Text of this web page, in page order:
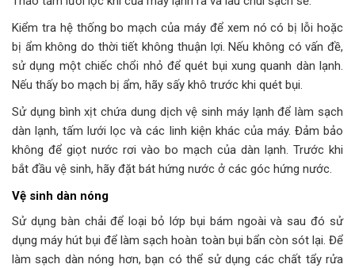
Kiểm tra hệ thống bo mạch của máy để xem nó có bị lỗi hoặc
bị ẩm không do thời tiết không thuận lợi. Nếu không có vấn đề,
sử dụng một chiếc chổi nhỏ để quét bụi xung quanh dàn lạnh.
Nếu thấy bo mạch bị ẩm, hãy sấy khô trước khi quét bụi.
Sử dụng bình xịt chứa dung dịch vệ sinh máy lạnh để làm sạch
dàn lạnh, tấm lưới lọc và các linh kiện khác của máy. Đảm bảo
không để giọt nước rơi vào bo mạch của dàn lạnh. Trước khi
bắt đầu vệ sinh, hãy đặt bát hứng nước ở các góc hứng nước.
Vệ sinh dàn nóng
Sử dụng bàn chải để loại bỏ lớp bụi bám ngoài và sau đó sử
dụng máy hút bụi để làm sạch hoàn toàn bụi bẩn còn sót lại. Để
làm sạch dàn nóng hơn, bạn có thể sử dụng các chất tẩy rửa